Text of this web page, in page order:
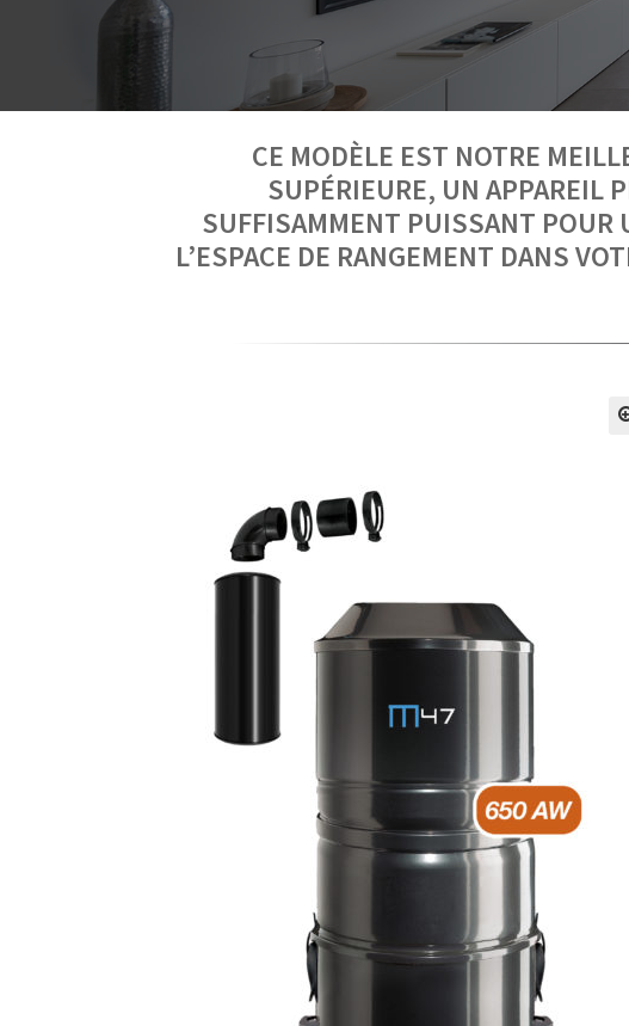
CE MODÈLE EST NOTRE
SUPÉRIEURE, UN APPAREIL
SUFFISAMMENT PUISSANT POUR
L’ESPACE DE RANGEMENT DANS